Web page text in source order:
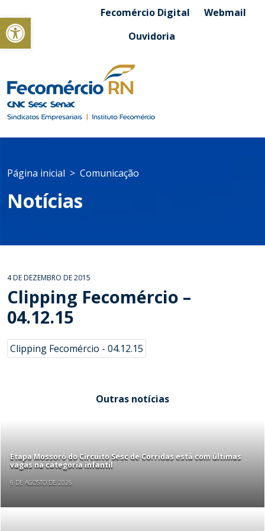
Abrir a barra de ferramentasFecomércio Digital
Webmail
Ouvidoria
Página inicial Comunicação
Notícias
4 DE DEZEMBRO DE 2015
Clipping Fecomércio –
04.12.15
Clipping Fecomércio - 04.12.15
Outras notícias
Etapa Mossoró do Circuito Sesc de Corridas está com últimas
vagas na categoria infantil
6 DE AGOSTO DE 2026